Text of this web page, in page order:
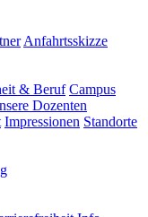
Anfahrtsskizze
& Beruf Campus
Dozenten
Impressionen Standorte